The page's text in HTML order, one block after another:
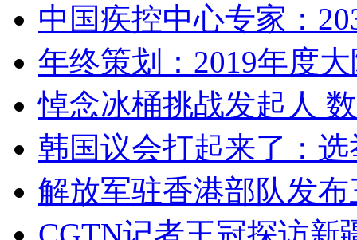
中国疾控中心专家：
年终策划：2019年度
悼念冰桶挑战发起人
韩国议会打起来了：
解放军驻香港部队发